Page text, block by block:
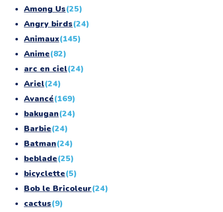
Among Us(25)
Angry birds(24)
Animaux(145)
Anime(82)
arc en ciel(24)
Ariel(24)
Avancé(169)
bakugan(24)
Barbie(24)
Batman(24)
beblade(25)
bicyclette(5)
Bob le Bricoleur(24)
cactus(9)